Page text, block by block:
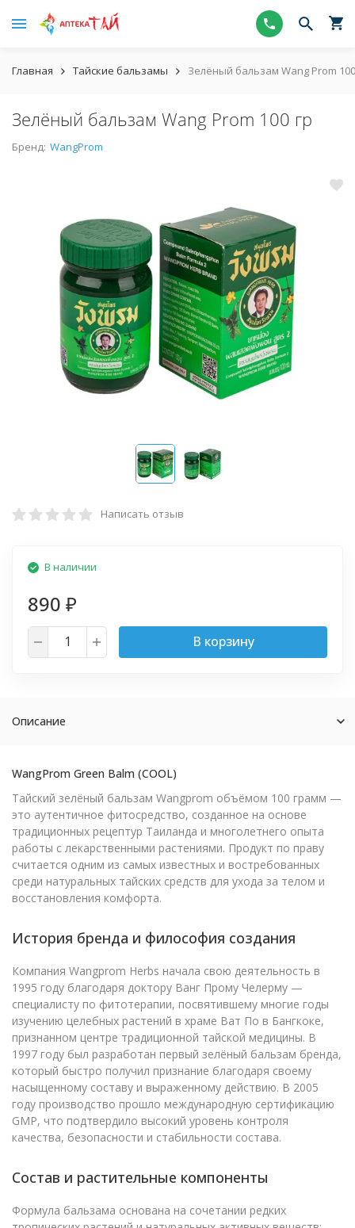
Главная Тайские бальзамы Зелёный бальзам Wang Prom
Зелёный бальзам Wang Prom 100 гр
Бренд: WangProm
Написать отзыв
В наличии
890 ₽
В корзину
Описание
WangProm Green Balm (COOL)
Тайский зелёный бальзам Wangprom объёмом 100 грамм —
это аутентичное фитосредство, созданное на основе
традиционных рецептур Таиланда и многолетнего опыта
работы с лекарственными растениями. Продукт по праву
считается одним из самых известных и востребованных
среди натуральных тайских средств для ухода за телом и
восстановления комфорта.
История бренда и философия создания
Компания Wangprom Herbs начала свою деятельность в
1995 году благодаря доктору Ванг Прому Челерму —
специалисту по фитотерапии, посвятившему многие годы
изучению целебных растений в храме Ват По в Бангкоке,
признанном центре традиционной тайской медицины. В
1997 году был разработан первый зелёный бальзам бренда,
который быстро получил признание благодаря своему
насыщенному составу и выраженному действию. В 2005
году производство прошло международную сертификацию
GMP, что подтвердило высокий уровень контроля
качества, безопасности и стабильности состава.
Состав и растительные компоненты
Формула бальзама основана на сочетании редких